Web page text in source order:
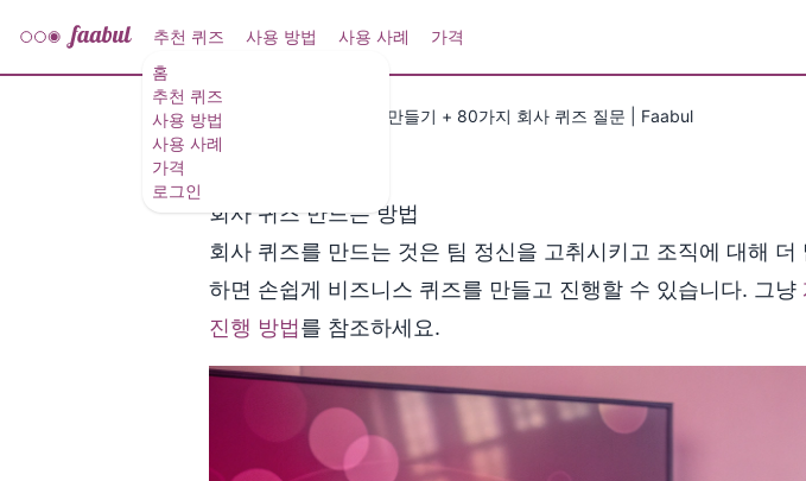
홈
추천 퀴즈
사용 방법
사용 사례
가격
로그인
추천 퀴즈 사용 방법 사용 사례 가격
사용 사례 회사 퀴즈 만들기 + 80가지 회사 퀴즈 질문 | Faabul
회사 퀴즈 만드는 방법
회사 퀴즈를 만드는 것은 팀 정신을 고취시키고 조직에 대해
하면 손쉽게 비즈니스 퀴즈를 만들고 진행할 수 있습니다. 그냥
진행 방법를 참조하세요.